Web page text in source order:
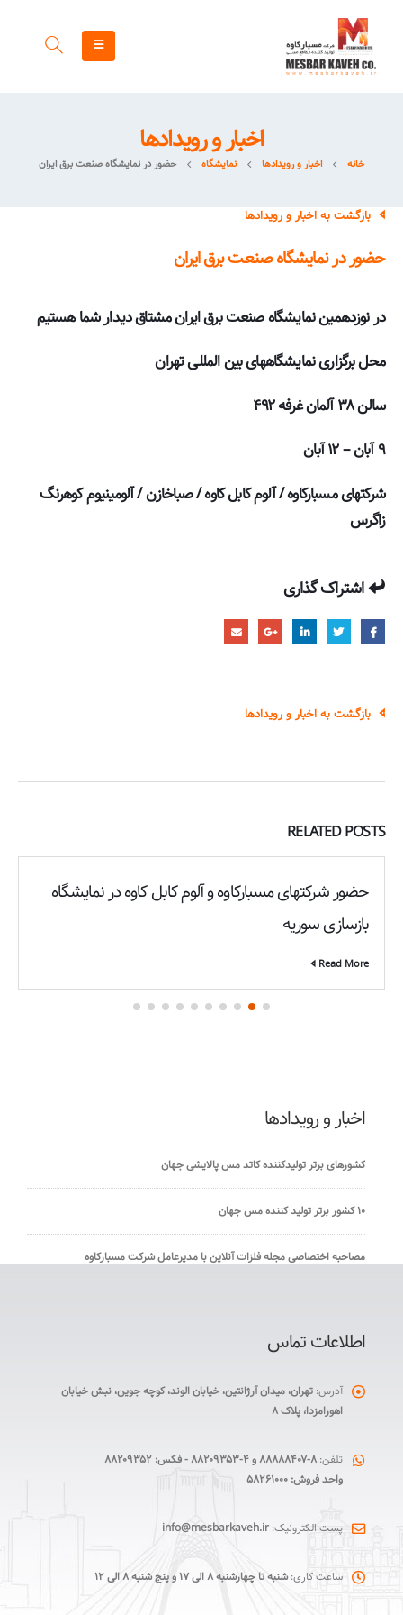
اخبار و رویدادها
خانه اخبار و رویدادها نمایشگاه حضور در نمایشگاه صنعت برق ایران
بازگشت به اخبار و رویدادها
حضور در نمایشگاه صنعت برق ایران
در نوزدهمین نمایشگاه صنعت برق ایران مشتاق دیدار شما هستیم
محل برگزاری نمایشگاههای بین المللی تهران
سالن ۳۸ آلمان غرفه ۴۹۲
۹ آبان – ۱۲ آبان
شرکتهای مسبارکاوه / آلوم کابل کاوه / صباخازن / آلومینیوم کوهرنگ
زاگرس
اشتراک گذاری
بازگشت به اخبار و رویدادها
RELATEDPOSTS
حضور شرکتهای مسبارکاوه و آلوم کابل کاوه در نمایشگاه
بازسازی سوریه
Read More
اخبار و رویدادها
کشورهای برتر تولیدکننده کاتد مس پالایشی جهان
۱۰ کشور برتر تولید کننده مس جهان
مصاحبه اختصاصی مجله فلزات آنلاین با مدیرعامل شرکت مسبارکاوه
اطلاعات تماس
آدرس: تهران، میدان آرژانتین، خیابان الوند، کوچه جوین، نبش خیابان
اهورامزدا، پلاک ۸
تلفن: ۸-۸۸۸۸۸۴۰۷ و ۴-۸۸۲۰۹۳۵۳ - فکس: ۸۸۲۰۹۳۵۲
واحد فروش: ۵۸۲۶۱۰۰۰
پست الکترونیک: info@mesbarkaveh.ir
ساعت کاری: شنبه تا چهارشنبه ۸ الی ۱۷ و پنج شنبه ۸ الی ۱۲